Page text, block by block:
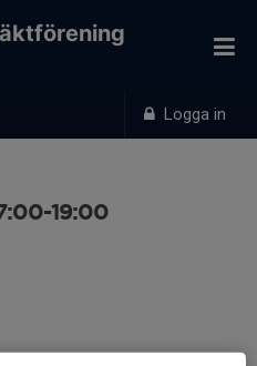
Logga in
19:00